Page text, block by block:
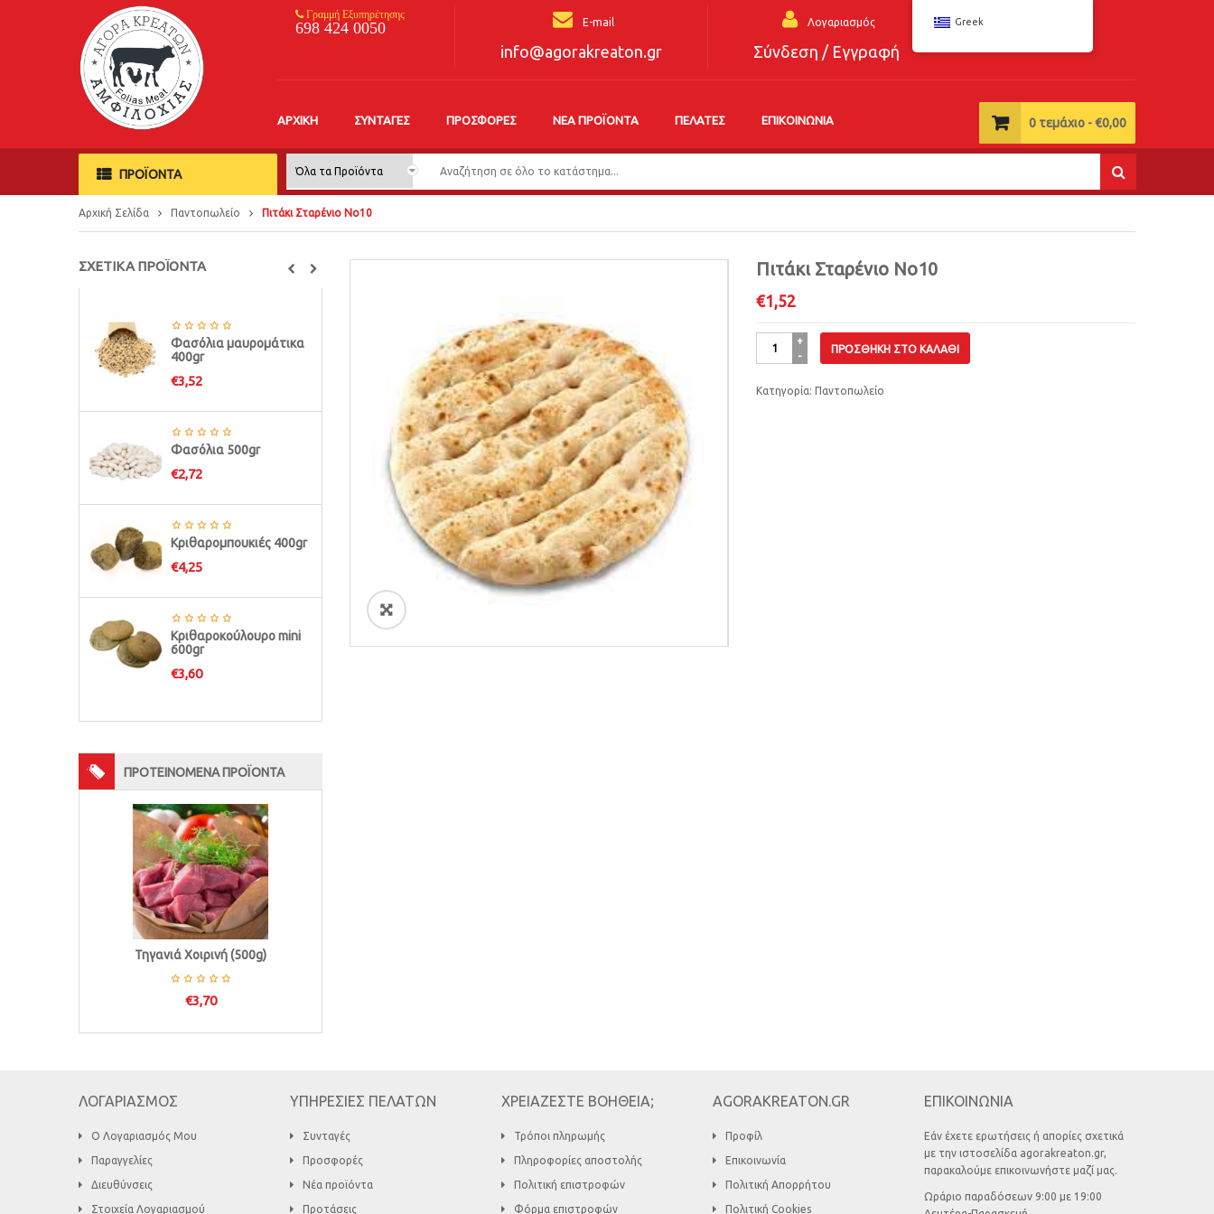
Γραμμή Εξυπηρέτησης
698 424 0050 E-mail
info@agorakreaton.gr
Λογαριασμός
Σύνδεση / Εγγραφή
ΑΡΧΙΚΉ ΣΥΝΤΑΓΈΣ ΠΡΟΣΦΟΡΈΣ ΝΈΑ ΠΡΟΪΌΝΤΑ ΠΕΛΆΤΕΣ ΕΠΙΚΟΙΝΩΝΊΑ 0 τεμάχιο -€0,00
ΠΡΟΪΟΝΤΑ
Αρχική Σελίδα Παντοπωλείο Πιτάκι Σταρένιο Νο10
ΣΧΕΤΙΚΑ ΠΡΟΪΟΝΤΑ
Φασόλια μαυρομάτικα
400gr
€3,52
Φασόλια 500gr
€2,72
Κριθαρομπουκιές 400gr
€4,25
Κριθαροκούλουρο mini
600gr
€3,60
ΠΡΟΤΕΙΝΟΜΕΝΑ ΠΡΟΪΟΝΤΑ
Τηγανιά Χοιρινή (500g)
€3,70
ðŸ”
Πιτάκι Σταρένιο Νο10
€1,52
Σταρένιο
ποσότητα
ΠΡΟΣΘΉΚΗ ΣΤΟ ΚΑΛΆΘΙ
Κατηγορία: Παντοπωλείο
ΛΟΓΑΡΙΑΣΜΟΣ
Ο Λογαριασμός Μου
Παραγγελίες
Διευθύνσεις
Στοιχεία Λογαριασμού
ΥΠΗΡΕΣΙΕΣ ΠΕΛΑΤΩΝ
Συνταγές
Προσφορές
Νέα προϊόντα
Προτάσεις
ΧΡΕΙΑΖΕΣΤΕ ΒΟΗΘΕΙΑ;
Τρόποι πληρωμής
Πληροφορίες αποστολής
Πολιτική επιστροφών
Φόρμα επιστροφών
AGORAKREATON.GR
Προφίλ
Επικοινωνία
Πολιτική Απορρήτου
Πολιτική Cookies
ΕΠΙΚΟΙΝΩΝΙΑ
Εάν έχετε ερωτήσεις ή απορίες σχετικά
με την ιστοσελίδα agorakreaton.gr,
παρακαλούμε επικοινωνήστε μαζί μας.
Ωράριο παραδόσεων 9:00 με 19:00
Greek